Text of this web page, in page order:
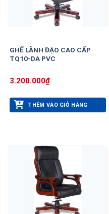
GHẾ LÃNH ĐẠO CAO CẤP
TQ10-DA PVC
3.200.000₫
THÊM VÀO GIỎ HÀNG